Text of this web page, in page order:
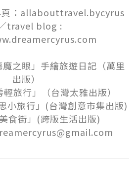
頁：allabouttravel.bycyrus
travel blog :
之眼」手繪旅遊日記（萬里
出版）
食街」(跨版生活出版)